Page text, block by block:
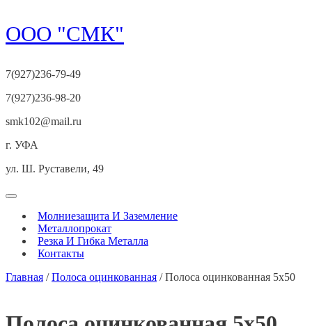
Перейти
к
ООО "СМК"
7(927)236-79-49
7(927)236-98-20
smk102@mail.ru
г. УФА
ул. Ш. Руставели, 49
Открыть
Молниезащита И Заземление
Металлопрокат
Резка И Гибка Металла
Контакты
Закрыть
Главная /Полоса оцинкованная / Полоса оцинкованная 5х50